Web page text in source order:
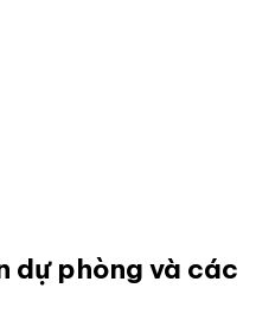
dự phòng và các